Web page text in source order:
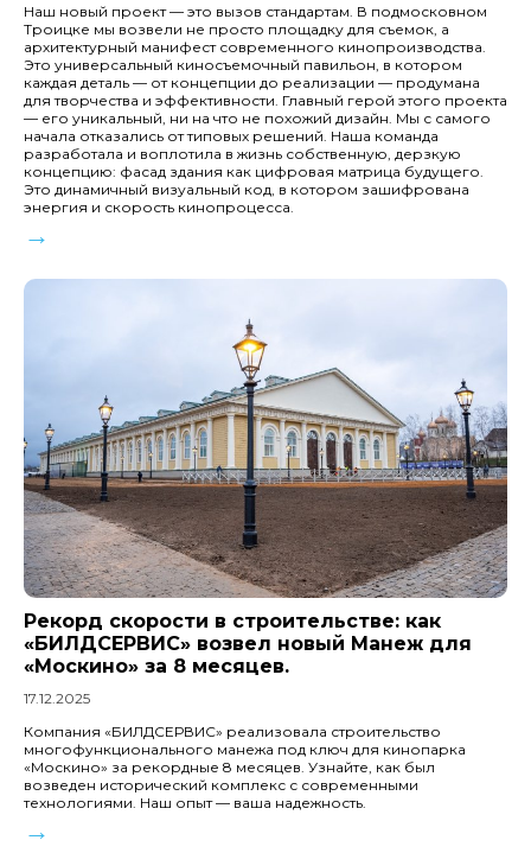
Наш новый проект — это вызов стандартам. В подмосковном
Троицке мы возвели не просто площадку для съемок, а
архитектурный манифест современного кинопроизводства.
Это универсальный киносъемочный павильон, в котором
каждая деталь — от концепции до реализации — продумана
для творчества и эффективности. Главный герой этого проекта
— его уникальный, ни на что не похожий дизайн. Мы с самого
начала отказались от типовых решений. Наша команда
разработала и воплотила в жизнь собственную, дерзкую
концепцию: фасад здания как цифровая матрица будущего.
Это динамичный визуальный код, в котором зашифрована
энергия и скорость кинопроцесса.
→
Рекорд скорости в строительстве: как
«БИЛДСЕРВИС» возвел новый Манеж для
«Москино» за 8 месяцев.
17.12.2025
Компания «БИЛДСЕРВИС» реализовала строительство
многофункционального манежа под ключ для кинопарка
«Москино» за рекордные 8 месяцев. Узнайте, как был
возведен исторический комплекс с современными
технологиями. Наш опыт — ваша надежность.
→